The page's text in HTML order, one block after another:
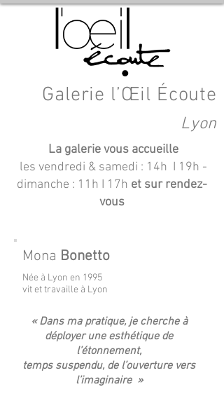
Galerie l’Œil Écoute
Lyon
La galerie vous accueille
les vendredi & samedi : 14h I 19h -
dimanche : 11h I 17h et sur rendez-
vous
Mona Bonetto
Née à Lyon en 1995
vit et travaille à Lyon
« Dans ma pratique, je cherche à
déployer une esthétique de
l’étonnement,
temps suspendu, de l’ouverture vers
l’imaginaire »